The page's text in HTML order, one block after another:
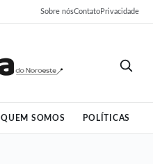
Sobre nósContatoPrivacidade
QUEM SOMOS POLÍTICAS